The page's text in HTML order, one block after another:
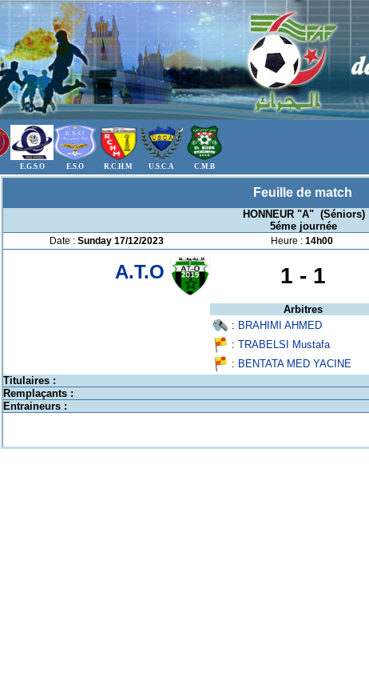
E.G.S.O E.S.O R.C.H.M U.S.C.A C.M.B
Feuille de match
HONNEUR "A" (Séniors)
5éme journée
Date : Sunday 17/12/2023 Heure : 14h00
A.T.O 1 -1
Arbitres
: BRAHIMI AHMED
: TRABELSI Mustafa
: BENTATA MED YACINE
Titulaires :
Remplaçants :
Entraineurs :